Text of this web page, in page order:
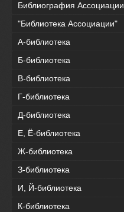
Библиография Ассоциации
"Библиотека Ассоциации"
А-библиотека
Б-библиотека
В-библиотека
Г-библиотека
Д-библиотека
Е, Ё-библиотека
Ж-библиотека
З-библиотека
И, Й-библиотека
К-библиотека